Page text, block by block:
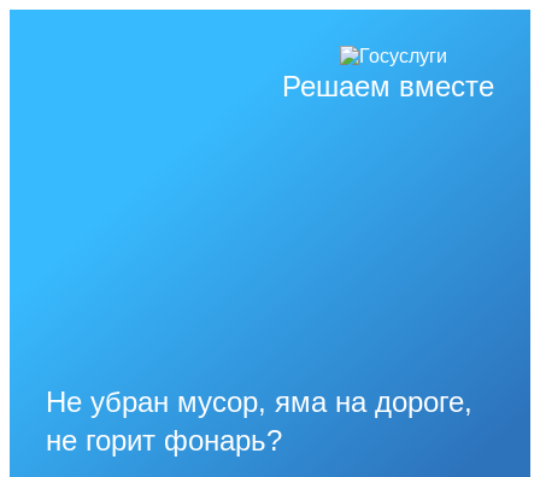
Решаем вместе
Не убран мусор, яма на дороге,
не горит фонарь?